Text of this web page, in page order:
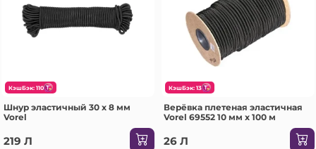
КэшБэк: 110
Шнур эластичный 30 x 8 мм
Vorel
219 Л
КэшБэк: 13
Верёвка плетеная эластичная
Vorel 69552 10 мм x 100 м
26 Л